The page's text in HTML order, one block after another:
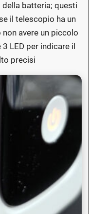
della batteria; questi
il telescopio ha un
avere un piccolo
LED per indicare il
precisi